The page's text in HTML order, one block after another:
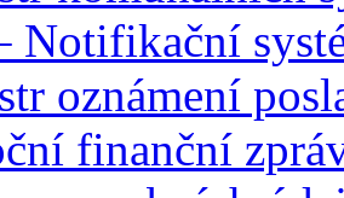
Notifikační
oznámení
finanční